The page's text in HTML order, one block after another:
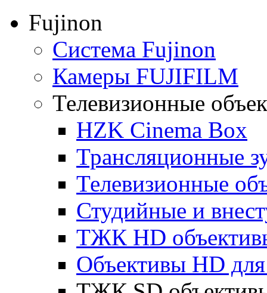
Fujinon
Система Fujinon
Камеры FUJIFILM
Телевизионные
HZK Cinema Box
Трансляционные
Телевизионные
Студийные и
ТЖК HD
Объективы HD